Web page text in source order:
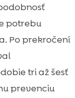
potrebu
Po prekročení
tri až šesť
prevenciu